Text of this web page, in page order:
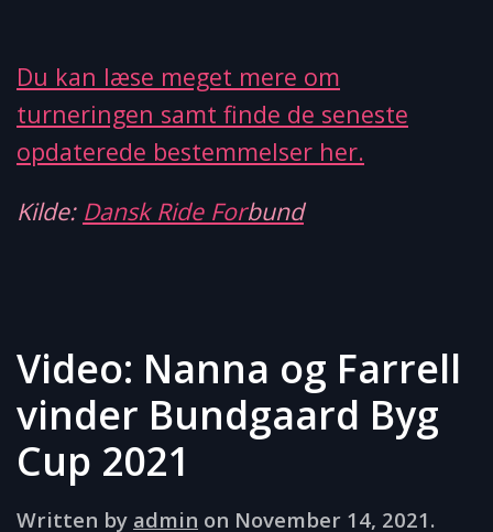
Du kan læse meget mere om
turneringen samt finde de seneste
opdaterede bestemmelser her.
Kilde: Dansk Ride Forbund
Video: Nanna og Farrell
vinder Bundgaard Byg
Cup 2021
Written by admin on November 14, 2021.